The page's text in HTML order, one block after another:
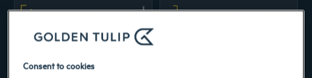
the question mark key to get the keyboard shortcuts for changing dates.
keyboard shortcuts for changing dates.
Consent to cookies